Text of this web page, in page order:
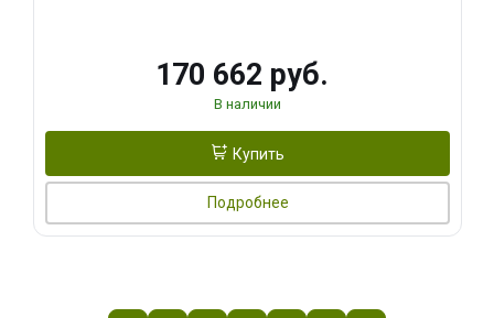
170 662 руб.
В наличии
Купить
Подробнее